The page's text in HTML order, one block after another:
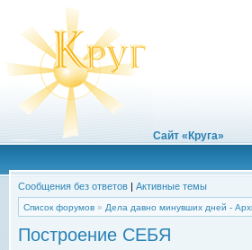
Сайт «Круга»
Сообщения без ответов | Активные темы
Список форумов » Дела давно минувших дней -
Построение СЕБЯ